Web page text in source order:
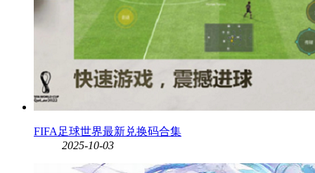
FIFA足球世界最新兑换码合集
2025-10-03